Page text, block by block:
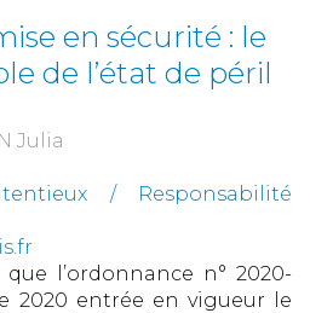
en sécurité : le
de l’état de péril
Julia
/
Responsabilité
l’ordonnance n° 2020-
2020 entrée en vigueur le